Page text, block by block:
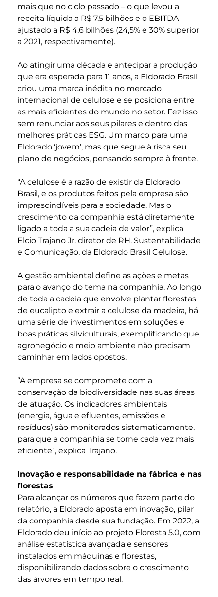
mais que no ciclo passado – o que levou a
receita líquida a R$ 7,5 bilhões e o EBITDA
ajustado a R$ 4,6 bilhões (24,5% e 30% superior
a 2021, respectivamente).
Ao atingir uma década e antecipar a produção
que era esperada para 11 anos, a Eldorado Brasil
criou uma marca inédita no mercado
internacional de celulose e se posiciona entre
as mais eficientes do mundo no setor. Fez isso
sem renunciar aos seus pilares e dentro das
melhores práticas ESG. Um marco para uma
Eldorado ‘jovem’, mas que segue à risca seu
plano de negócios, pensando sempre à frente.
“A celulose é a razão de existir da Eldorado
Brasil, e os produtos feitos pela empresa são
imprescindíveis para a sociedade. Mas o
crescimento da companhia está diretamente
ligado a toda a sua cadeia de valor”, explica
Elcio Trajano Jr, diretor de RH, Sustentabilidade
e Comunicação, da Eldorado Brasil Celulose.
A gestão ambiental define as ações e metas
para o avanço do tema na companhia. Ao longo
de toda a cadeia que envolve plantar florestas
de eucalipto e extrair a celulose da madeira, há
uma série de investimentos em soluções e
boas práticas silviculturais, exemplificando que
agronegócio e meio ambiente não precisam
caminhar em lados opostos.
“A empresa se compromete com a
conservação da biodiversidade nas suas áreas
de atuação. Os indicadores ambientais
(energia, água e efluentes, emissões e
resíduos) são monitorados sistematicamente,
para que a companhia se torne cada vez mais
eficiente”, explica Trajano.
Inovação e responsabilidade na fábrica e nas
florestas
Para alcançar os números que fazem parte do
relatório, a Eldorado aposta em inovação, pilar
da companhia desde sua fundação. Em 2022, a
Eldorado deu início ao projeto Floresta 5.0, com
análise estatística avançada e sensores
instalados em máquinas e florestas,
disponibilizando dados sobre o crescimento
das árvores em tempo real.